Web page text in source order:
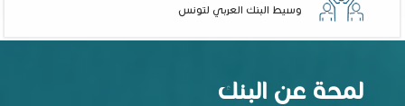
وسيط البنك العربي لتونس
لمحة عن البنك